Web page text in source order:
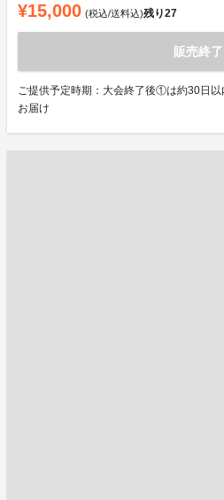
¥15,000 (税込/送料込)残り27
販売終了
ご提供予定時期：大会終了後①は約30日
お届け